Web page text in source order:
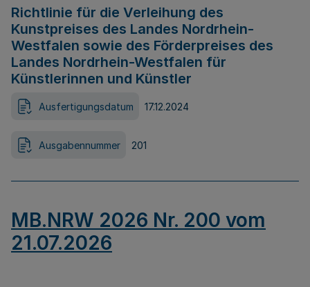
Richtlinie für die Verleihung des
Kunstpreises des Landes Nordrhein-
Westfalen sowie des Förderpreises des
Landes Nordrhein-Westfalen für
Künstlerinnen und Künstler
Ausfertigungsdatum 17.12.2024
Ausgabennummer 201
MB.NRW 2026 Nr. 200 vom
21.07.2026